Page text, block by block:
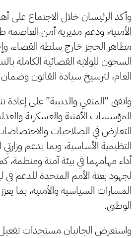
وأكد الرئيسان خلال الاجتماع على
الأمنية، ودعم مديرية أمن العاصمة
مظاهر الحجز خارج سلطة القضاء،
السجون للولاية القضائية الكاملة
العام، لترسيخ سيادة القانون
واتفق “المنفي والدبيبة” على
المؤسسات الأمنية والعسكرية
التعارض في الصلاحيات
التظيمية الأساسية، وبما يدعم وزارتي
أداء مهامهما في بيئة آمنة ومنظمة،
لجهود بعثة الأمم المتحدة للدعم في
المسارات السياسية والأمنية، بما
الوطني.
واستعرض الجانبان مستجدات تفعيل